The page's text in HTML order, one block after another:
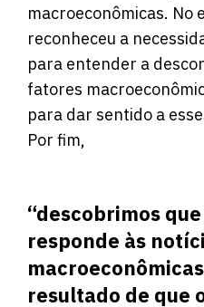
macroeconômicas. No
reconheceu a
para entender a
fatores
para dar sentido a
Por fim,
“descobrimos
responde às
resultado de que